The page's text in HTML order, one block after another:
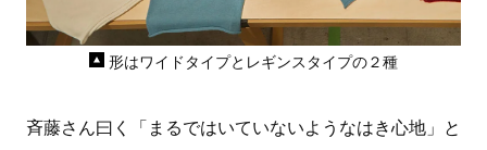
形はワイドタイプとレギンスタイプの２種
斉藤さん曰く「まるではいていないようなはき心地」と